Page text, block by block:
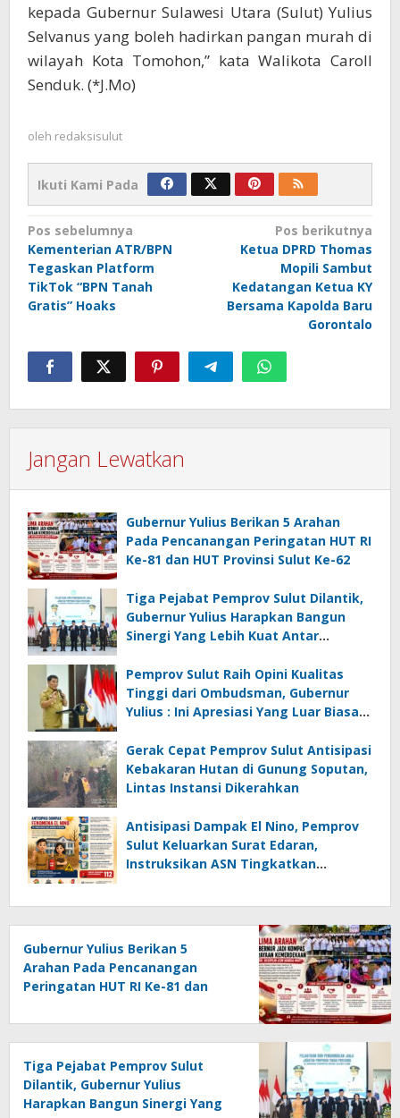
kepada Gubernur Sulawesi Utara (Sulut) Yulius
Selvanus yang boleh hadirkan pangan murah di
wilayah Kota Tomohon,” kata Walikota Caroll
Senduk. (*J.Mo)
oleh redaksisulut
Ikuti Kami Pada
Navigasi
pos
Pos sebelumnya
Kementerian ATR/BPN
Tegaskan Platform
TikTok “BPN Tanah
Gratis” Hoaks
Pos berikutnya
Ketua DPRD Thomas
Mopili Sambut
Kedatangan Ketua KY
Bersama Kapolda Baru
Gorontalo
Jangan Lewatkan
Gubernur Yulius Berikan 5 Arahan
Pada Pencanangan Peringatan HUT RI
Ke-81 dan HUT Provinsi Sulut Ke-62
Tiga Pejabat Pemprov Sulut Dilantik,
Gubernur Yulius Harapkan Bangun
Sinergi Yang Lebih Kuat Antar
Pemprov Sulut Raih Opini Kualitas
Tinggi dari Ombudsman, Gubernur
Yulius : Ini Apresiasi Yang Luar Biasa,
Gerak Cepat Pemprov Sulut Antisipasi
Kebakaran Hutan di Gunung Soputan,
Lintas Instansi Dikerahkan
Antisipasi Dampak El Nino, Pemprov
Sulut Keluarkan Surat Edaran,
Instruksikan ASN Tingkatkan
Gubernur Yulius Berikan 5
Arahan Pada Pencanangan
Peringatan HUT RI Ke-81 dan
Tiga Pejabat Pemprov Sulut
Dilantik, Gubernur Yulius
Harapkan Bangun Sinergi Yang